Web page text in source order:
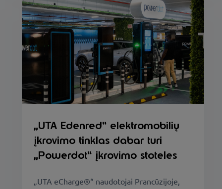
„UTA Edenred“ elektromobilių
įkrovimo tinklas dabar turi
„Powerdot“ įkrovimo stoteles
„UTA eCharge®“ naudotojai Prancūzijoje,